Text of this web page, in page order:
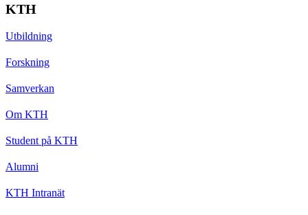
KTH
Utbildning
Forskning
Samverkan
Om KTH
Student på KTH
Alumni
KTH Intranät